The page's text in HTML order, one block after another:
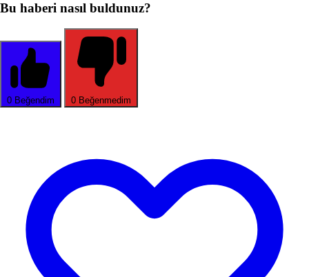
Bu haberi nasıl buldunuz?
0 Beğendim 0 Beğenmedim